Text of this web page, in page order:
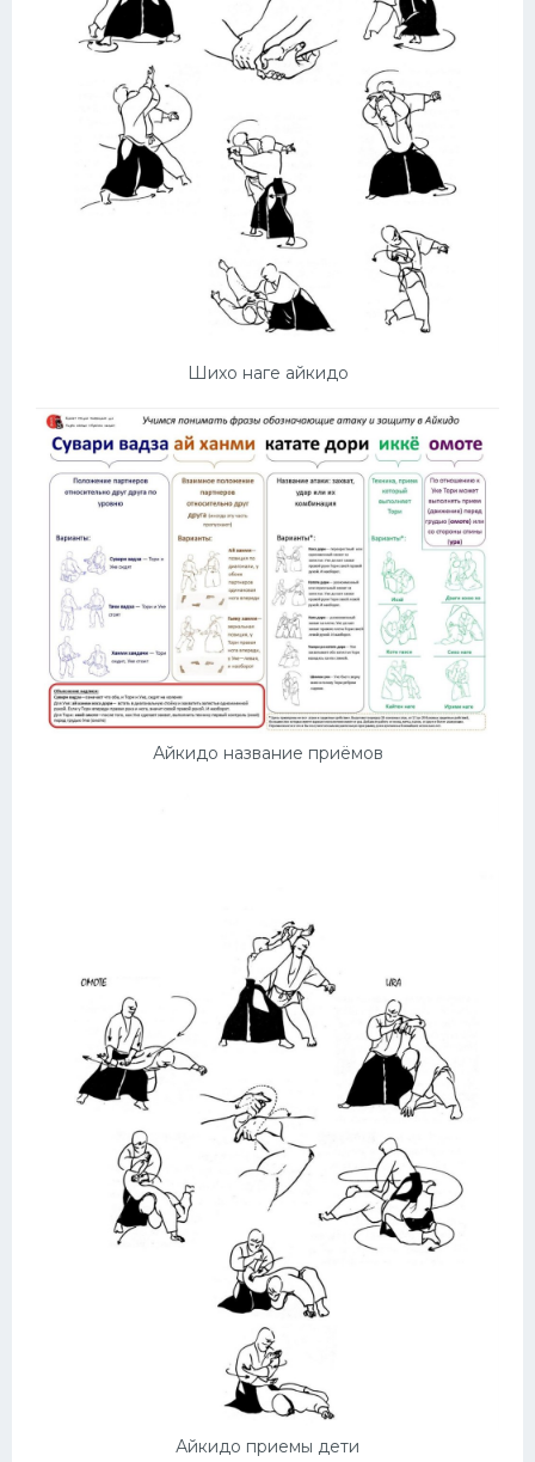
Шихо наге айкидо
Айкидо название приёмов
Айкидо приемы дети